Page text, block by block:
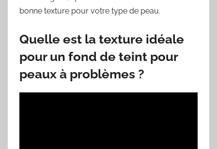
bonne texture pour votre type de peau.
Quelle est la texture idéale
pour un fond de teint pour
peaux à problèmes ?